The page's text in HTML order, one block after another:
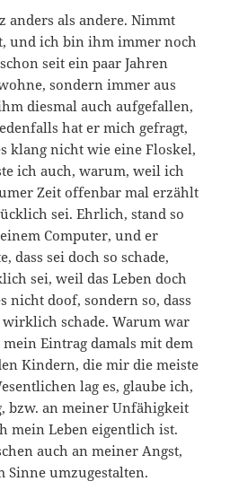
anders als andere. Nimmt
und ich bin ihm immer noch
seit ein paar Jahren
sondern immer aus
diesmal auch aufgefallen,
hat er mich gefragt,
klang nicht wie eine Floskel,
ich auch, warum, weil ich
Zeit offenbar mal erzählt
sei. Ehrlich, stand so
Computer, und er
dass sei doch so schade,
sei, weil das Leben doch
nicht doof, sondern so, dass
wirklich schade. Warum war
mein Eintrag damals mit dem
Kindern, die mir die meiste
lag es, glaube ich,
bzw. an meiner Unfähigkeit
mein Leben eigentlich ist.
auch an meiner Angst,
Sinne umzugestalten.